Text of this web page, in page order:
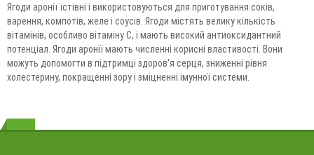
Ягоди аронії їстівні і використовуються для приготування соків,
варення, компотів, желе і соусів. Ягоди містять велику кількість
вітамінів, особливо вітаміну C, і мають високий антиоксидантний
потенціал. Ягоди аронії мають численні корисні властивості. Вони
можуть допомогти в підтримці здоров'я серця, зниженні рівня
холестерину, покращенні зору і зміцненні імунної системи.